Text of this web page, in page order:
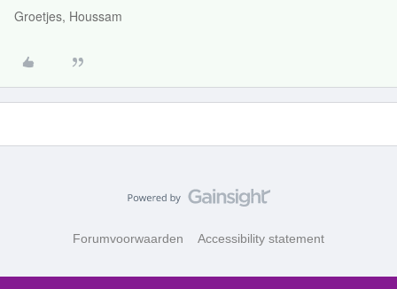
Groetjes, Houssam
Forumvoorwaarden Accessibility statement